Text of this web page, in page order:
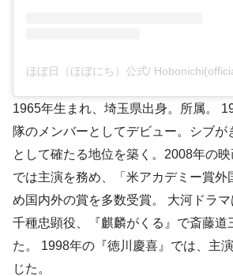
1965年生まれ、埼玉県出身。所属。
隊のメンバーとしてデビュー。シブが
として確たる地位を築く。2008年の映
では主演を務め、「米アカデミー賞外
め国内外の賞を多数受賞。 大河ドラ
千種忠顕役、『麒麟がくる』で斎藤道
た。 1998年の『徳川慶喜』では、主
じた。